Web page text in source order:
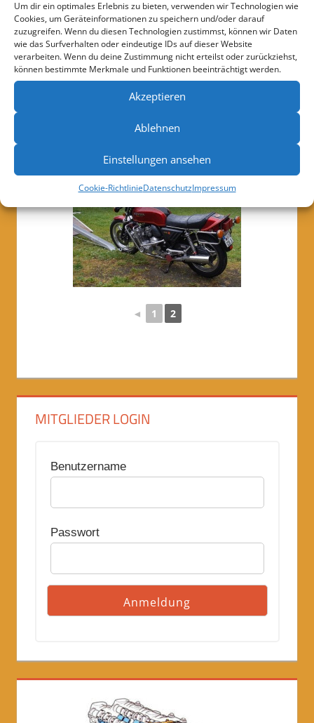
Um dir ein optimales Erlebnis zu bieten, verwenden wir Technologien wie
Cookies, um Geräteinformationen zu speichern und/oder darauf
zuzugreifen. Wenn du diesen Technologien zustimmst, können wir Daten
wie das Surfverhalten oder eindeutige IDs auf dieser Website
verarbeiten. Wenn du deine Zustimmung nicht erteilst oder zurückziehst,
können bestimmte Merkmale und Funktionen beeinträchtigt werden.
Akzeptieren
Ablehnen
Einstellungen ansehen
Cookie-RichtlinieDatenschutzImpressum
◄ 1 2
MITGLIEDER LOGIN
Benutzername
Passwort